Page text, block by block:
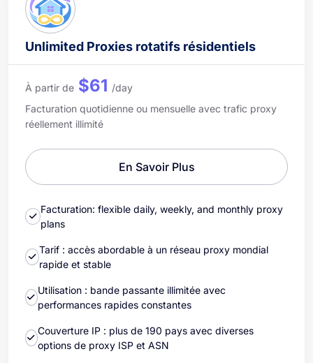
Unlimited Proxies rotatifs résidentiels
À partir de $61 /day
Facturation quotidienne ou mensuelle avec trafic proxy
réellement illimité
En Savoir Plus
Facturation: flexible daily, weekly, and monthly proxy
plans
Tarif : accès abordable à un réseau proxy mondial
rapide et stable
Utilisation : bande passante illimitée avec
performances rapides constantes
Couverture IP : plus de 190 pays avec diverses
options de proxy ISP et ASN